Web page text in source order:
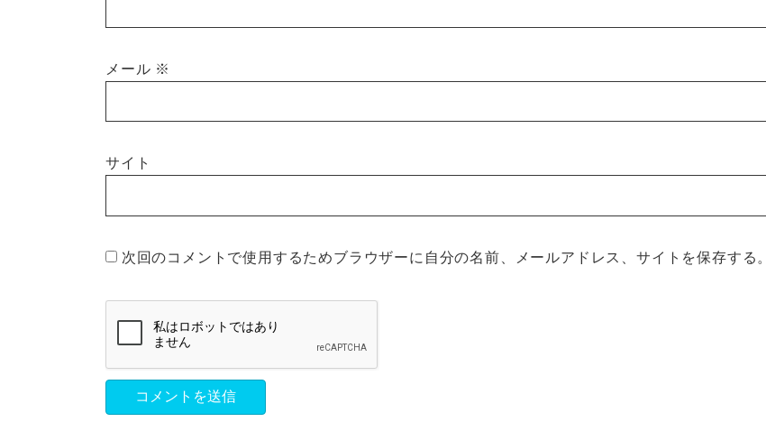
メール ※
サイト
次回のコメントで使用するためブラウザーに自分の名前、メールアドレス、サイトを保存する。